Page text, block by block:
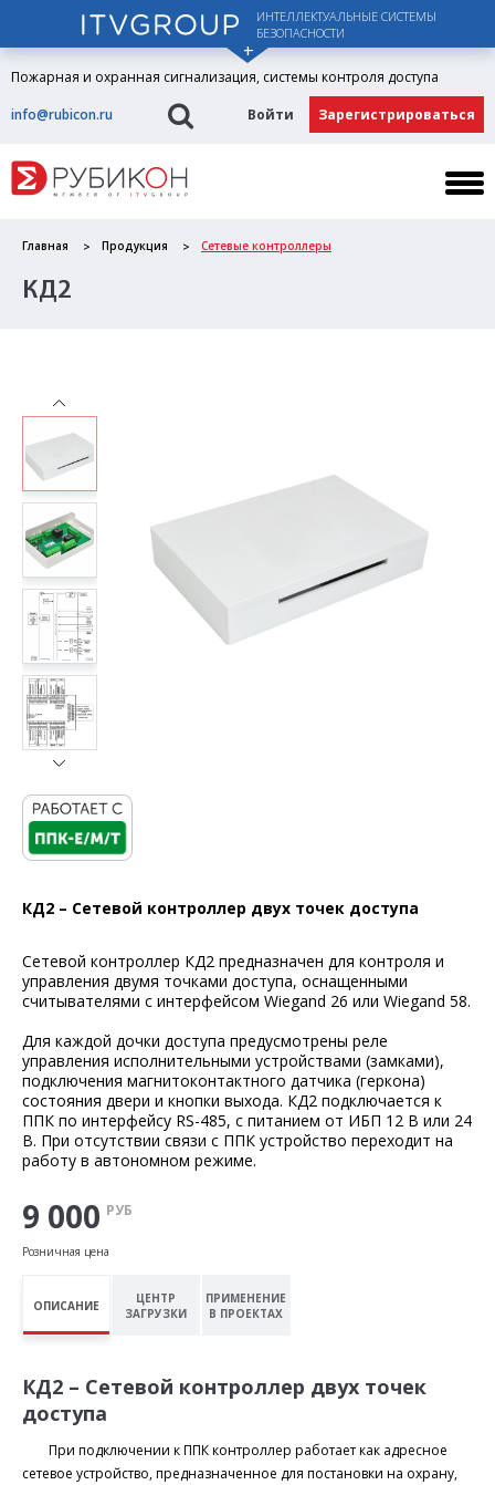
ИНТЕЛЛЕКТУАЛЬНЫЕ СИСТЕМЫ
БЕЗОПАСНОСТИ
Пожарная и охранная сигнализация, системы контроля доступа
info@rubicon.ru
Войти Зарегистрироваться
Главная Продукция Сетевые контроллеры
КД2
КД2 – Сетевой контроллер двух точек доступа
Сетевой контроллер КД2 предназначен для контроля и
управления двумя точками доступа, оснащенными
считывателями с интерфейсом Wiegand 26 или Wiegand 58.
Для каждой дочки доступа предусмотрены реле
управления исполнительными устройствами (замками),
подключения магнитоконтактного датчика (геркона)
состояния двери и кнопки выхода. КД2 подключается к
ППК по интерфейсу RS-485, с питанием от ИБП 12 В или 24
В. При отсутствии связи с ППК устройство переходит на
работу в автономном режиме.
9 000 РУБ
Розничная цена
ОПИСАНИЕ
ЦЕНТР
ЗАГРУЗКИ
ПРИМЕНЕНИЕ
В ПРОЕКТАХ
КД2 – Сетевой контроллер двух точек
доступа
При подключении к ППК контроллер работает как адресное
сетевое устройство, предназначенное для постановки на охрану,